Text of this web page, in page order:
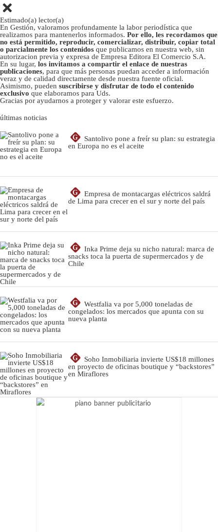
Estimado(a) lector(a)
En Gestión, valoramos profundamente la labor periodística que
realizamos para mantenerlos informados. Por ello, les recordamos que
no está permitido, reproducir, comercializar, distribuir, copiar total
o parcialmente los contenidos que publicamos en nuestra web, sin
autorizacion previa y expresa de Empresa Editora El Comercio S.A.
En su lugar, los invitamos a compartir el enlace de nuestras
publicaciones, para que más personas puedan acceder a información
veraz y de calidad directamente desde nuestra fuente oficial.
Asimismo, pueden suscribirse y disfrutar de todo el contenido
exclusivo que elaboramos para Uds.
Gracias por ayudarnos a proteger y valorar este esfuerzo.
últimas noticias
G
Santolivo pone a freír su plan: su estrategia
en Europa no es el aceite
G
Empresa de montacargas eléctricos saldrá
de Lima para crecer en el sur y norte del país
G
Inka Prime deja su nicho natural: marca de
snacks toca la puerta de supermercados y de
Chile
G
Westfalia va por 5,000 toneladas de
congelados: los mercados que apunta con su
nueva planta
G
Soho Inmobiliaria invierte US$18 millones
en proyecto de oficinas boutique y “backstores”
en Miraflores